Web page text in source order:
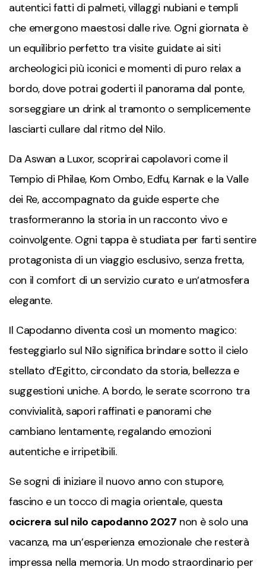
autentici fatti di palmeti, villaggi nubiani e templi
che emergono maestosi dalle rive. Ogni giornata è
un equilibrio perfetto tra visite guidate ai siti
archeologici più iconici e momenti di puro relax a
bordo, dove potrai goderti il panorama dal ponte,
sorseggiare un drink al tramonto o semplicemente
lasciarti cullare dal ritmo del Nilo.
Da Aswan a Luxor, scoprirai capolavori come il
Tempio di Philae, Kom Ombo, Edfu, Karnak e la Valle
dei Re, accompagnato da guide esperte che
trasformeranno la storia in un racconto vivo e
coinvolgente. Ogni tappa è studiata per farti sentire
protagonista di un viaggio esclusivo, senza fretta,
con il comfort di un servizio curato e un’atmosfera
elegante.
Il Capodanno diventa così un momento magico:
festeggiarlo sul Nilo significa brindare sotto il cielo
stellato d’Egitto, circondato da storia, bellezza e
suggestioni uniche. A bordo, le serate scorrono tra
convivialità, sapori raffinati e panorami che
cambiano lentamente, regalando emozioni
autentiche e irripetibili.
Se sogni di iniziare il nuovo anno con stupore,
fascino e un tocco di magia orientale, questa
ocicrera sul nilo capodanno 2027 non è solo una
vacanza, ma un’esperienza emozionale che resterà
impressa nella memoria. Un modo straordinario per